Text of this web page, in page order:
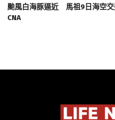
颱風白海豚逼近 馬祖9日海空
CNA